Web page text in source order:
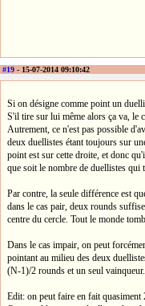
#19 - 15-07-2014 09:10:42
Si on désigne comme point un
S'il tire sur lui même alors ça va, le
Autrement, ce n'est pas possible
deux duellistes étant toujours sur
point est sur cette droite, et donc
que soit le nombre de duellistes qui
Par contre, la seule différence est
dans le cas pair, deux rounds
centre du cercle. Tout le monde
Dans le cas impair, on peut
pointant au milieu des deux
(N-1)/2 rounds et un seul
Edit: on peut faire en fait quasiment